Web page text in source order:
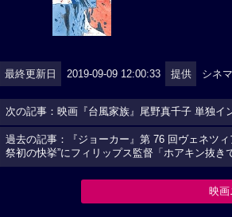
最終更新日 2019-09-09 12:00:33 提供 シネ
次の記事：映画『台風家族』尾野真千子 単独イ
過去の記事：『ジョーカー』第 76 回ヴェネツ
祭初の快挙”にフィリップス監督「ホアキン抜き
映画